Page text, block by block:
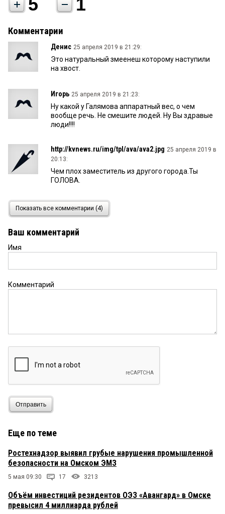
5 1
Комментарии
Денис 25 апреля 2019 в 21:29:
Это натуральный змеенеш которому наступили
на хвост.
Игорь 25 апреля 2019 в 21:23:
Ну какой у Галямова аппаратный вес, о чем
вообще речь. Не смешите людей. Ну Вы здравые
люди!!!!
http://kvnews.ru/img/tpl/ava/ava2.jpg 25 апреля 2019 в
20:13:
Чем плох заместитель из другого города.Ты
ГОЛОВА.
25 апреля 2019 в 13:24:
Это не министр, это болтун. Причем глухой,
Показать все комментарии (4)
Ваш комментарий
Имя
Комментарий
Отправить
Еще по теме
Ростехнадзор выявил грубые нарушения промышленной
безопасности на Омском ЭМЗ
5 мая 09:30 17 3213
Объём инвестиций резидентов ОЭЗ «Авангард» в Омске
превысил 4 миллиарда рублей